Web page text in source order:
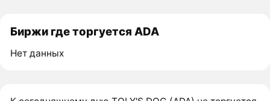
Биржи где торгуется ADA
Нет данных